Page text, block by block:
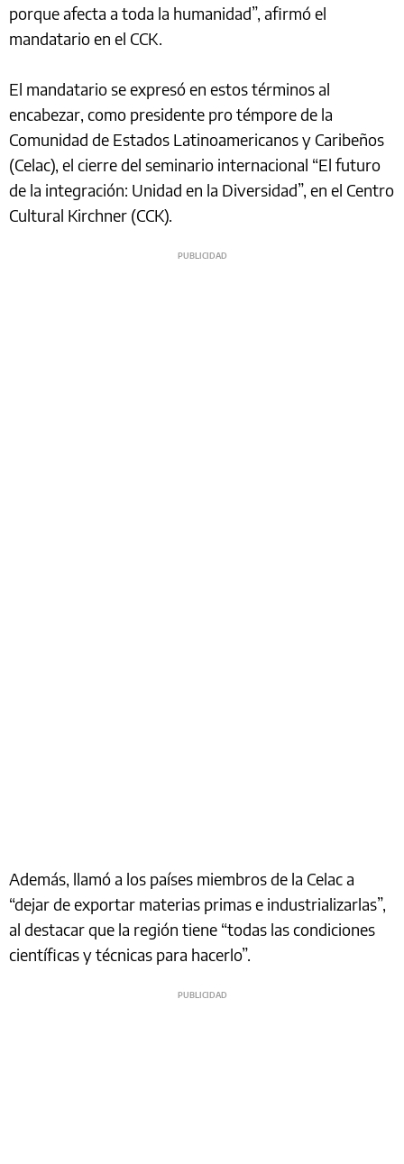
porque afecta a toda la humanidad”, afirmó el
mandatario en el CCK.
El mandatario se expresó en estos términos al
encabezar, como presidente pro témpore de la
Comunidad de Estados Latinoamericanos y Caribeños
(Celac), el cierre del seminario internacional “El futuro
de la integración: Unidad en la Diversidad”, en el Centro
Cultural Kirchner (CCK).
Además, llamó a los países miembros de la Celac a
“dejar de exportar materias primas e industrializarlas”,
al destacar que la región tiene “todas las condiciones
científicas y técnicas para hacerlo”.